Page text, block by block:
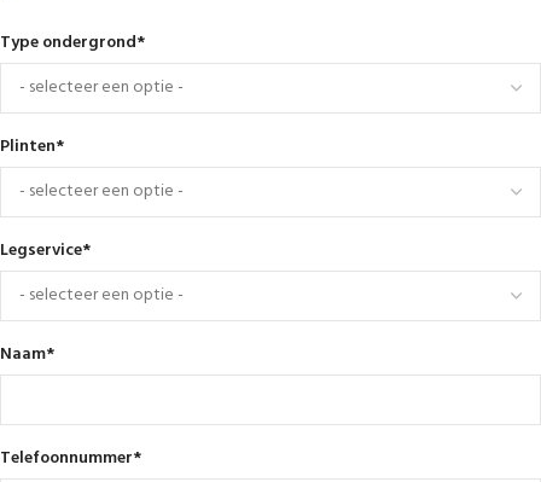
Type ondergrond*
Plinten*
Legservice*
Naam*
Telefoonnummer*